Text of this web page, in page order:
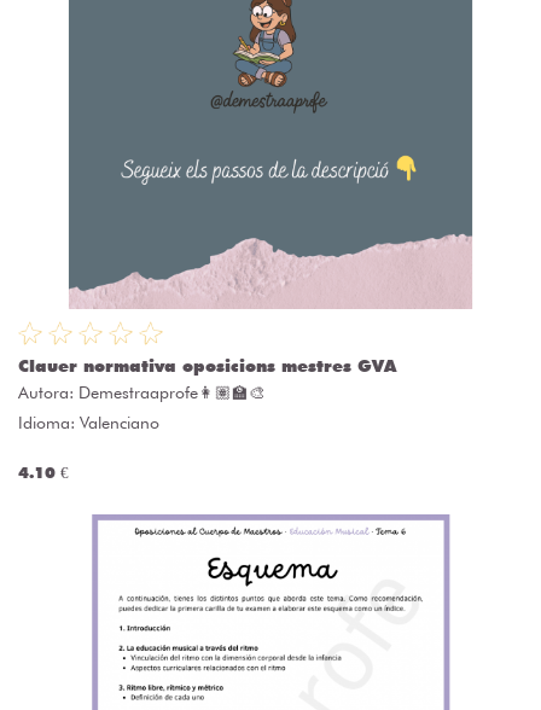
Clauer normativa oposicions mestres GVA
Autora: Demestraaprofe👩🏽‍🏫🎨
Idioma: Valenciano
4.10 €